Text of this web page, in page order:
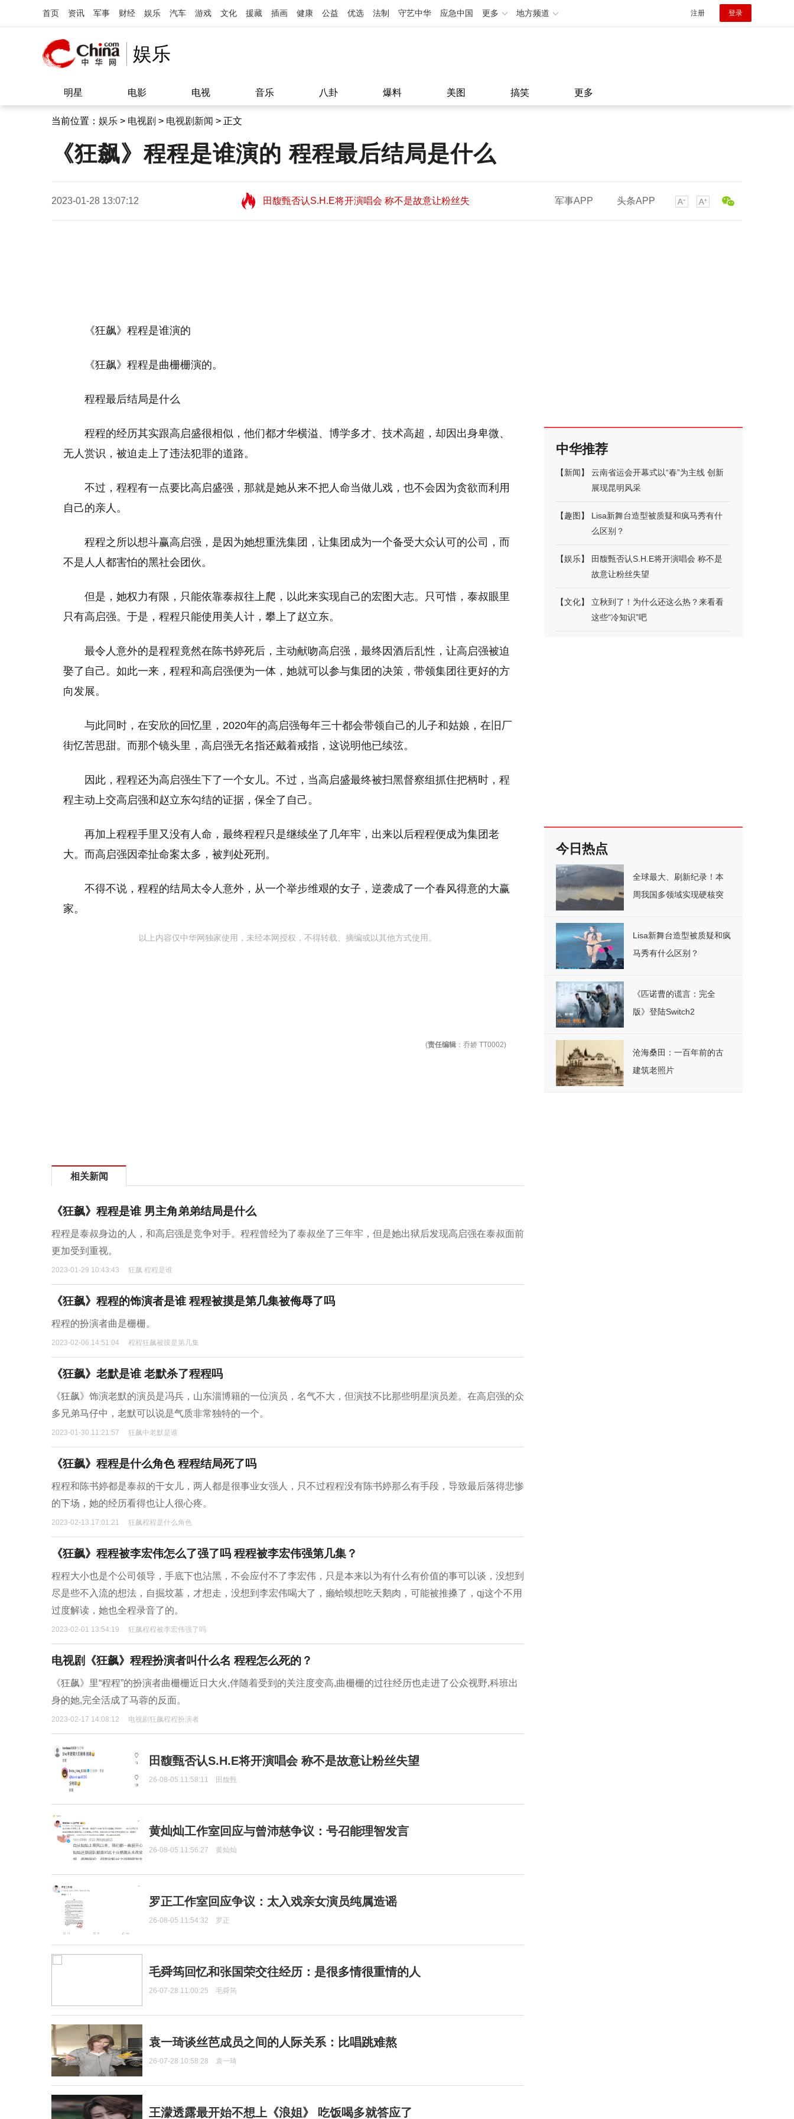
首页 资讯 军事 财经 娱乐 汽车 游戏 文化 援藏 插画 健康 公益 优选 法制 守艺中华 应急中国 更多 地方频道 注册 登录
娱乐
明星 电影 电视 音乐 八卦 爆料 美图 搞笑 更多
当前位置： 娱乐 > 电视剧 > 电视剧新闻 > 正文
《狂飙》程程是谁演的 程程最后结局是什么
2023-01-28 13:07:12
田馥甄否认S.H.E将开演唱会 称不是故意让粉丝失
望11:08
田馥甄否认S.H.E将开演唱会 称不是故意让粉丝失
军事APP 头条APP
《狂飙》程程是谁演的
《狂飙》程程是曲栅栅演的。
程程最后结局是什么
程程的经历其实跟高启盛很相似，他们都才华横溢、博学多才、技术高超，却因出身卑微、
无人赏识，被迫走上了违法犯罪的道路。
不过，程程有一点要比高启盛强，那就是她从来不把人命当做儿戏，也不会因为贪欲而利用
自己的亲人。
程程之所以想斗赢高启强，是因为她想重洗集团，让集团成为一个备受大众认可的公司，而
不是人人都害怕的黑社会团伙。
但是，她权力有限，只能依靠泰叔往上爬，以此来实现自己的宏图大志。只可惜，泰叔眼里
只有高启强。于是，程程只能使用美人计，攀上了赵立东。
最令人意外的是程程竟然在陈书婷死后，主动献吻高启强，最终因酒后乱性，让高启强被迫
娶了自己。如此一来，程程和高启强便为一体，她就可以参与集团的决策，带领集团往更好的方
向发展。
与此同时，在安欣的回忆里，2020年的高启强每年三十都会带领自己的儿子和姑娘，在旧厂
街忆苦思甜。而那个镜头里，高启强无名指还戴着戒指，这说明他已续弦。
因此，程程还为高启强生下了一个女儿。不过，当高启盛最终被扫黑督察组抓住把柄时，程
程主动上交高启强和赵立东勾结的证据，保全了自己。
再加上程程手里又没有人命，最终程程只是继续坐了几年牢，出来以后程程便成为集团老
大。而高启强因牵扯命案太多，被判处死刑。
不得不说，程程的结局太令人意外，从一个举步维艰的女子，逆袭成了一个春风得意的大赢
家。
以上内容仅中华网独家使用，未经本网授权，不得转载、摘编或以其他方式使用。
(责任编辑 ：乔娇 TT0002)
相关新闻
《狂飙》程程是谁 男主角弟弟结局是什么
程程是泰叔身边的人，和高启强是竞争对手。程程曾经为了泰叔坐了三年牢，但是她出狱后发现高启强在泰叔面前
更加受到重视。
2023-01-29 10:43:43 狂飙 程程是谁
《狂飙》程程的饰演者是谁 程程被摸是第几集被侮辱了吗
程程的扮演者曲是栅栅。
2023-02-06 14:51:04 程程狂飙被摸是第几集
《狂飙》老默是谁 老默杀了程程吗
《狂飙》饰演老默的演员是冯兵，山东淄博籍的一位演员，名气不大，但演技不比那些明星演员差。在高启强的众
多兄弟马仔中，老默可以说是气质非常独特的一个。
2023-01-30 11:21:57 狂飙中老默是谁
《狂飙》程程是什么角色 程程结局死了吗
程程和陈书婷都是泰叔的干女儿，两人都是很事业女强人，只不过程程没有陈书婷那么有手段，导致最后落得悲惨
的下场，她的经历看得也让人很心疼。
2023-02-13 17:01:21 狂飙程程是什么角色
《狂飙》程程被李宏伟怎么了强了吗 程程被李宏伟强第几集？
程程大小也是个公司领导，手底下也沾黑，不会应付不了李宏伟，只是本来以为有什么有价值的事可以谈，没想到
尽是些不入流的想法，自掘坟墓，才想走，没想到李宏伟喝大了，癞蛤蟆想吃天鹅肉，可能被推搡了，qj这个不用
过度解读，她也全程录音了的。
2023-02-01 13:54:19 狂飙程程被李宏伟强了吗
电视剧《狂飙》程程扮演者叫什么名 程程怎么死的？
《狂飙》里“程程”的扮演者曲栅栅近日大火,伴随着受到的关注度变高,曲栅栅的过往经历也走进了公众视野,科班出
身的她,完全活成了马蓉的反面。
2023-02-17 14:08:12 电视剧狂飙程程扮演者
田馥甄否认S.H.E将开演唱会 称不是故意让粉丝失望
26-08-05 11:58:11 田馥甄
黄灿灿工作室回应与曾沛慈争议：号召能理智发言
26-08-05 11:56:27 黄灿灿
罗正工作室回应争议：太入戏亲女演员纯属造谣
26-08-05 11:54:32 罗正
毛舜筠回忆和张国荣交往经历：是很多情很重情的人
26-07-28 11:00:25 毛舜筠
袁一琦谈丝芭成员之间的人际关系：比唱跳难熬
26-07-28 10:58:28 袁一琦
王濛透露最开始不想上《浪姐》 吃饭喝多就答应了
中华推荐
【新闻】
云南省运会开幕式以“春”为主线 创新
展现昆明风采
【趣图 】
Lisa新舞台造型被质疑和疯马秀有什
么区别？
【娱乐】
田馥甄否认S.H.E将开演唱会 称不是
故意让粉丝失望
【文化】
立秋到了！为什么还这么热？来看看
这些“冷知识”吧
今日热点
全球最大、刷新纪录！本
周我国多领域实现硬核突
Lisa新舞台造型被质疑和疯
马秀有什么区别？
《匹诺曹的谎言：完全
版》登陆Switch2
沧海桑田：一百年前的古
建筑老照片